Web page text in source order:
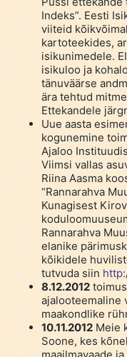
Indeks”. Eesti
viiteid
kartoteekides,
isikunimedele.
isikuloo ja
tänuväärse
ära tehtud
Ettekandele
Uue aasta
kogunemine
Ajaloo
Viimsi vallas
Riina Aasma
“Rannarahva
Kunagisest
Rannarahva
elanike
kõikidele
tutvuda siin
8.12.2012toimus
ajalooteemaline
maakondlike
10.11.2012Meie
Soone, kes
maailmavaade